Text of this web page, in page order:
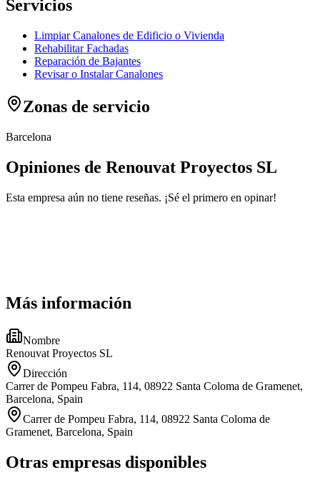
Servicios
Limpiar Canalones de Edificio o Vivienda
Rehabilitar Fachadas
Reparación de Bajantes
Revisar o Instalar Canalones
Zonas de servicio
Barcelona
Opiniones de Renouvat Proyectos SL
Esta empresa aún no tiene reseñas. ¡Sé el primero en opinar!
Más información
Nombre
Renouvat Proyectos SL
Dirección
Carrer de Pompeu Fabra, 114, 08922 Santa Coloma de Gramenet,
Barcelona, Spain
Carrer de Pompeu Fabra, 114, 08922 Santa Coloma de
Gramenet, Barcelona, Spain
Otras empresas disponibles